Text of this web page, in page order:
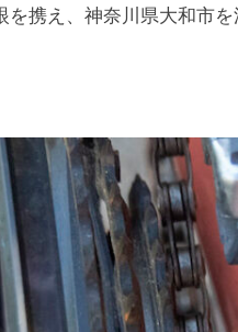
携え、神奈川県大和市